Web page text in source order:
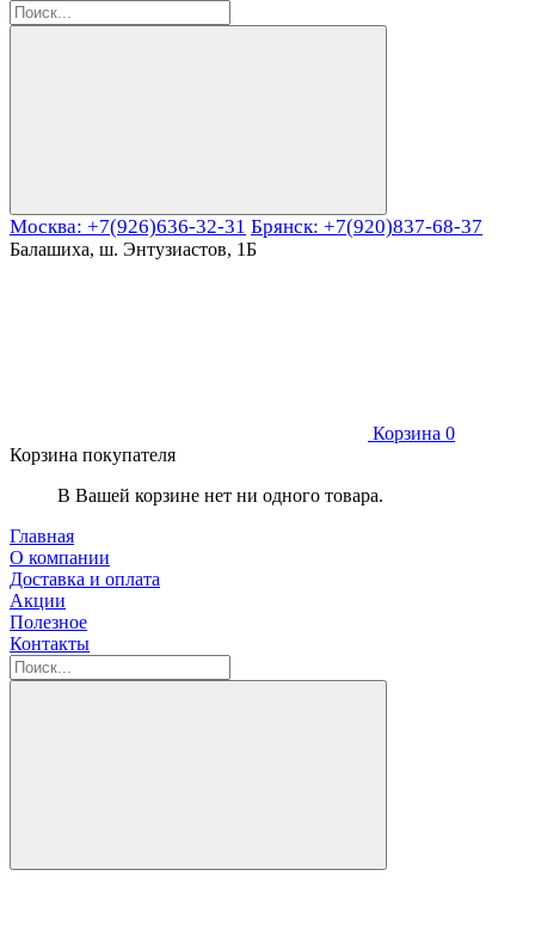
Москва: +7(926)636-32-31 Брянск: +7(920)837-68-37
Балашиха, ш. Энтузиастов, 1Б
Корзина 0
Корзина покупателя
В Вашей корзине нет ни одного товара.
Главная
О компании
Доставка и оплата
Акции
Полезное
Контакты